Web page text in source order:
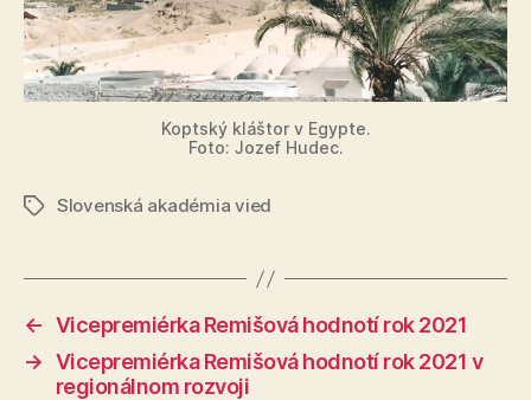
Koptský kláštor v Egypte.
Foto: Jozef Hudec.
ZnačkySlovenská akadémia vied
← Vicepremiérka Remišová hodnotí rok 2021
→ Vicepremiérka Remišová hodnotí rok 2021 v
regionálnom rozvoji